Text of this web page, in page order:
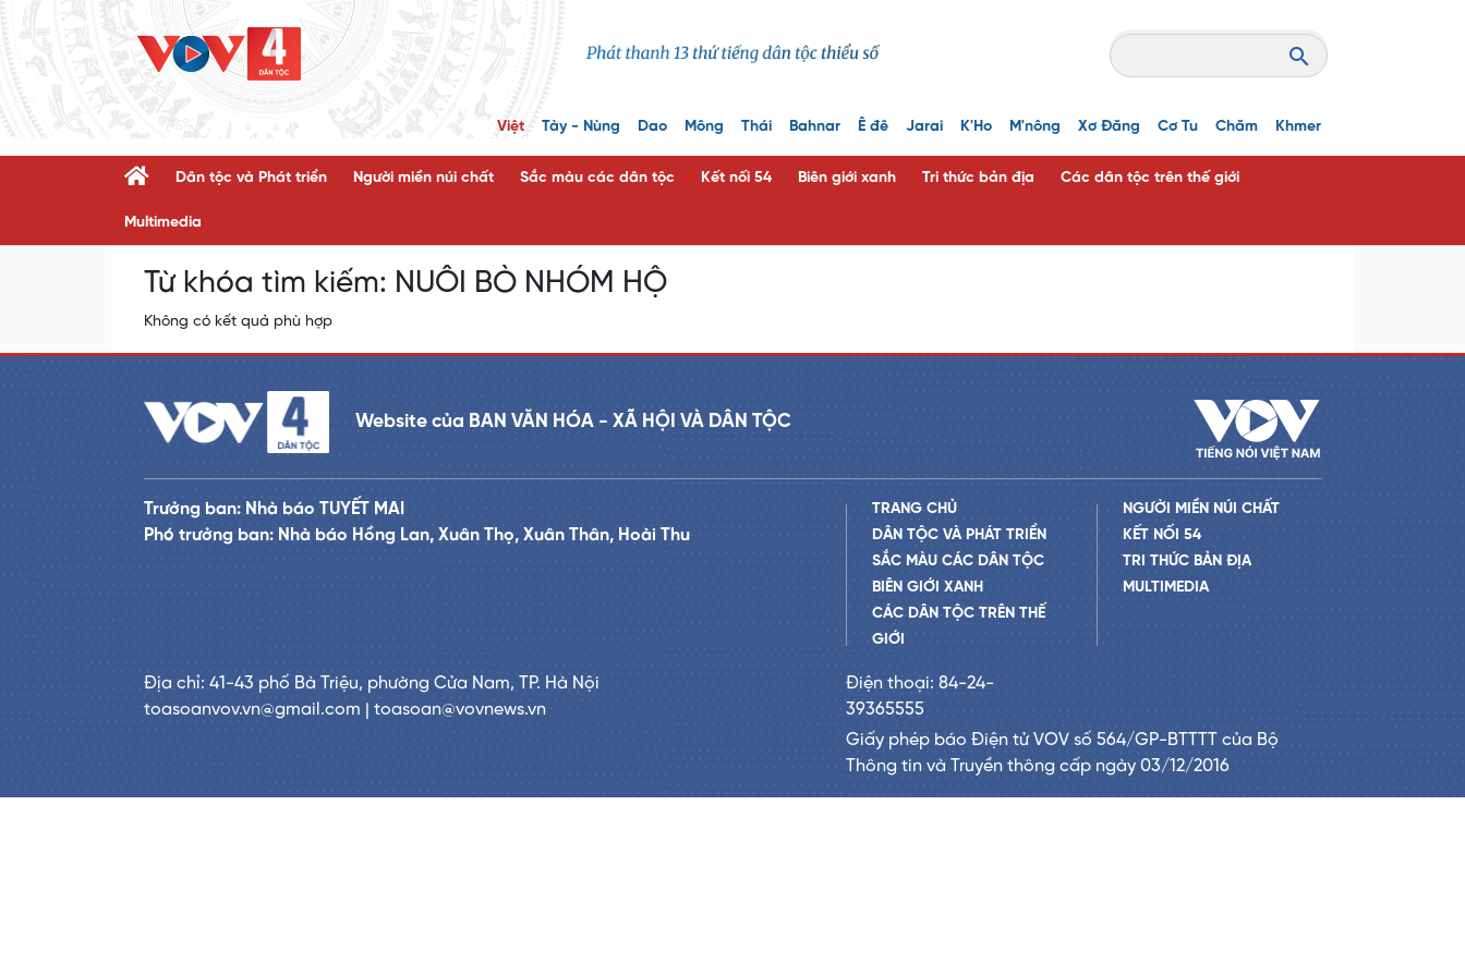
Việt Tày - Nùng Dao Mông Thái Bahnar Ê đê Jarai K'Ho M'nông Xơ Đăng Cơ Tu Chăm Khmer
Dân tộc và Phát triển Người miền núi chất Sắc màu các dân tộc Kết nối 54 Biên giới xanh Tri thức bản địa Các dân tộc trên thế giới
Multimedia
Từ khóa tìm kiếm: NUÔI BÒ NHÓM HỘ
Không có kết quả phù hợp
Website của BAN VĂN HÓA - XÃ HỘI VÀ DÂN TỘC
Trưởng ban: Nhà báo TUYẾT MAI
Phó trưởng ban: Nhà báo Hồng Lan, Xuân Thọ, Xuân Thân, Hoài Thu
TRANG CHỦ
DÂN TỘC VÀ PHÁT TRIỂN
SẮC MÀU CÁC DÂN TỘC
BIÊN GIỚI XANH
CÁC DÂN TỘC TRÊN THẾ
GIỚI
NGƯỜI MIỀN NÚI CHẤT
KẾT NỐI 54
TRI THỨC BẢN ĐỊA
MULTIMEDIA
Địa chỉ: 41-43 phố Bà Triệu, phường Cửa Nam, TP. Hà Nội
toasoanvov.vn@gmail.com | toasoan@vovnews.vn
Điện thoại: 84-24-
39365555
Giấy phép báo Điện tử VOV số 564/GP-BTTTT của Bộ
Thông tin và Truyền thông cấp ngày 03/12/2016